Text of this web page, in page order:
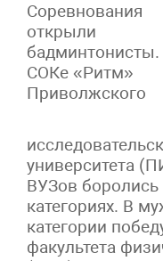
Соревнования
открыли
бадминтонисты.
СОКе «Ритм»
Приволжского
университета
ВУЗов боролись
категориях. В
категории
факультета